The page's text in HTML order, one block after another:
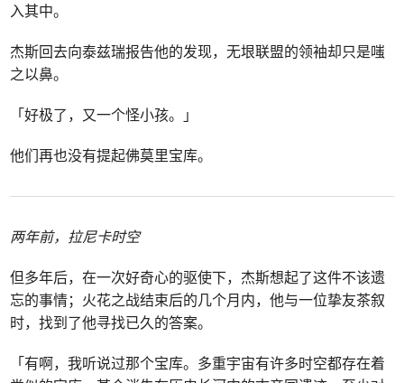
入其中。
杰斯回去向泰兹瑞报告他的发现，无垠联盟的领袖却只是嗤
之以鼻。
「好极了，又一个怪小孩。」
他们再也没有提起佛莫里宝库。
两年前，拉尼卡时空
但多年后，在一次好奇心的驱使下，杰斯想起了这件不该遗
忘的事情；火花之战结束后的几个月内，他与一位挚友茶叙
时，找到了他寻找已久的答案。
「有啊，我听说过那个宝库。多重宇宙有许多时空都存在着